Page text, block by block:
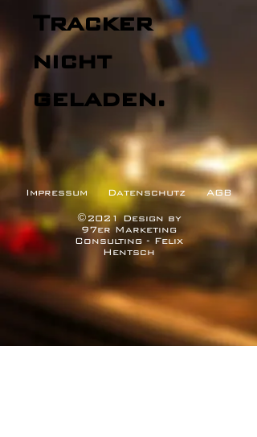
Tracker
nicht
geladen.
Impressum Datenschutz AGB
©2021 Design by
97er Marketing
Consulting - Felix
Hentsch